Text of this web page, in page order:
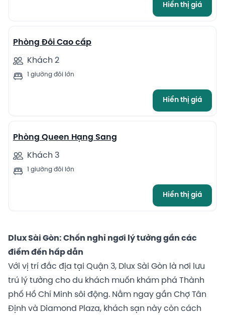
Hiển thị giá
2
Phòng Đôi Cao cấp
Khách 2
1 giường đôi lớn
Hiển thị giá
1
Phòng Queen Hạng Sang
Khách 3
1 giường đôi lớn
Hiển thị giá
Dlux Sài Gòn: Chốn nghỉ ngơi lý tưởng gần các
điểm đến hấp dẫn
Với vị trí đắc địa tại Quận 3, Dlux Sài Gòn là nơi lưu
trú lý tưởng cho du khách muốn khám phá Thành
phố Hồ Chí Minh sôi động. Nằm ngay gần Chợ Tân
Định và Diamond Plaza, khách sạn này còn cách